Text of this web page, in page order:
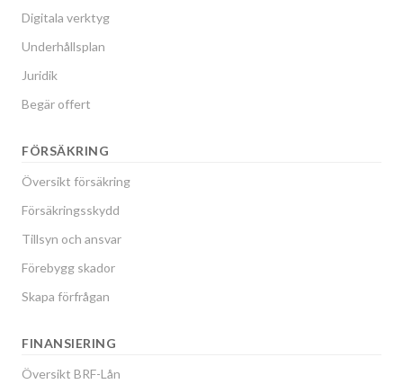
Digitala verktyg
Underhållsplan
Juridik
Begär offert
FÖRSÄKRING
Översikt försäkring
Försäkringsskydd
Tillsyn och ansvar
Förebygg skador
Skapa förfrågan
FINANSIERING
Översikt BRF-Lån